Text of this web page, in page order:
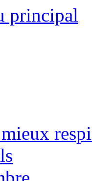
principal